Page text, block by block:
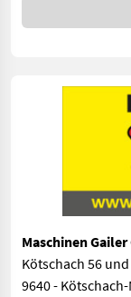
Maschinen Gailer
Kötschach 56
9640 -